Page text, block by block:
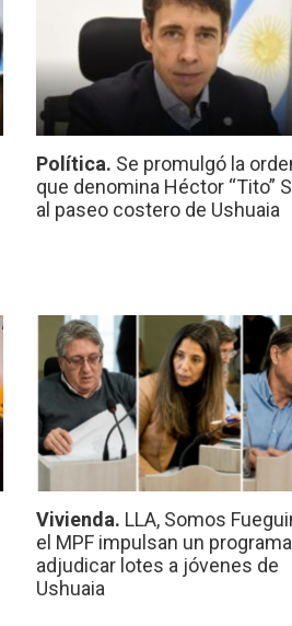
Política. Se promulgó la
que denomina Héctor “Tito”
al paseo costero de Ushuaia
Vivienda. LLA, Somos
el MPF impulsan un
adjudicar lotes a jóvenes de
Ushuaia